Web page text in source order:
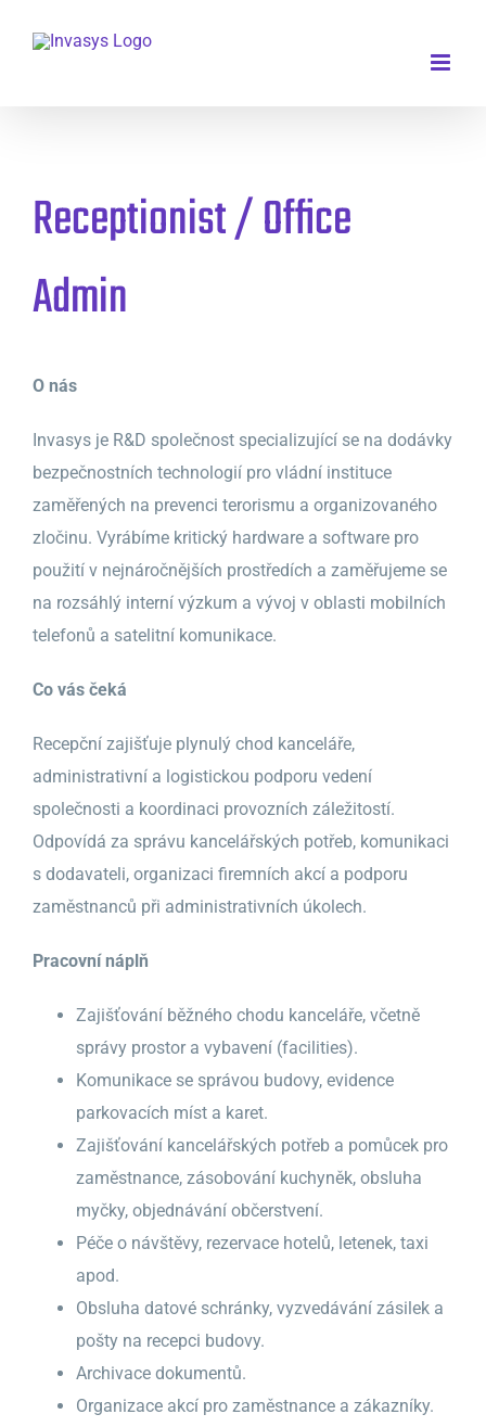
Receptionist / Office
Admin
O nás
Invasys je R&D společnost specializující se na dodávky
bezpečnostních technologií pro vládní instituce
zaměřených na prevenci terorismu a organizovaného
zločinu. Vyrábíme kritický hardware a software pro
použití v nejnáročnějších prostředích a zaměřujeme se
na rozsáhlý interní výzkum a vývoj v oblasti mobilních
telefonů a satelitní komunikace.
Co vás čeká
Recepční zajišťuje plynulý chod kanceláře,
administrativní a logistickou podporu vedení
společnosti a koordinaci provozních záležitostí.
Odpovídá za správu kancelářských potřeb, komunikaci
s dodavateli, organizaci firemních akcí a podporu
zaměstnanců při administrativních úkolech.
Pracovní náplň
Zajišťování běžného chodu kanceláře, včetně
správy prostor a vybavení (facilities).
Komunikace se správou budovy, evidence
parkovacích míst a karet.
Zajišťování kancelářských potřeb a pomůcek pro
zaměstnance, zásobování kuchyněk, obsluha
myčky, objednávání občerstvení.
Péče o návštěvy, rezervace hotelů, letenek, taxi
apod.
Obsluha datové schránky, vyzvedávání zásilek a
pošty na recepci budovy.
Archivace dokumentů.
Organizace akcí pro zaměstnance a zákazníky.